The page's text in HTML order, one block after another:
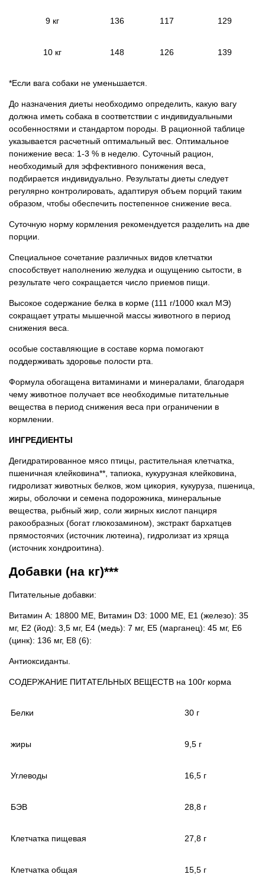
9 кг 136 117 129
10 кг 148 126 139
*Если вага собаки не уменьшается.
До назначения диеты необходимо определить, какую вагу
должна иметь собака в соответствии с индивидуальными
особенностями и стандартом породы. В рационной таблице
указывается расчетный оптимальный вес. Оптимальное
понижение веса: 1-3 % в неделю. Суточный рацион,
необходимый для эффективного понижения веса,
подбирается индивидуально. Результаты диеты следует
регулярно контролировать, адаптируя объем порций таким
образом, чтобы обеспечить постепенное снижение веса.
Суточную норму кормления рекомендуется разделить на две
порции.
Специальное сочетание различных видов клетчатки
способствует наполнению желудка и ощущению сытости, в
результате чего сокращается число приемов пищи.
Высокое содержание белка в корме (111 г/1000 ккал МЭ)
сокращает утраты мышечной массы животного в период
снижения веса.
особые составляющие в составе корма помогают
поддерживать здоровье полости рта.
Формула обогащена витаминами и минералами, благодаря
чему животное получает все необходимые питательные
вещества в период снижения веса при ограничении в
кормлении.
ИНГРЕДИЕНТЫ
Дегидратированное мясо птицы, растительная клетчатка,
пшеничная клейковина**, тапиока, кукурузная клейковина,
гидролизат животных белков, жом цикория, кукуруза, пшеница,
жиры, оболочки и семена подорожника, минеральные
вещества, рыбный жир, соли жирных кислот панциря
ракообразных (богат глюкозамином), экстракт бархатцев
прямостоячих (источник лютеина), гидролизат из хряща
(источник хондроитина).
Добавки (на кг)***
Питательные добавки:
Витамин А: 18800 МЕ, Витамин D3: 1000 МЕ, Е1 (железо): 35
мг, Е2 (йод): 3,5 мг, Е4 (медь): 7 мг, Е5 (марганец): 45 мг, Е6
(цинк): 136 мг, Е8 (6):
Антиоксиданты.
СОДЕРЖАНИЕ ПИТАТЕЛЬНЫХ ВЕЩЕСТВ на 100г корма
Белки 30 г
жиры 9,5 г
Углеводы 16,5 г
БЭВ 28,8 г
Клетчатка пищевая 27,8 г
Клетчатка общая 15,5 г